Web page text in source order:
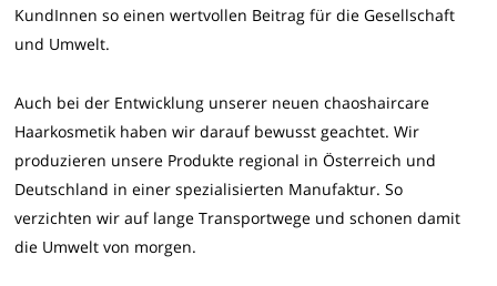
KundInnen so einen wertvollen Beitrag für die Gesellschaft
und Umwelt.
Auch bei der Entwicklung unserer neuen chaoshaircare
Haarkosmetik haben wir darauf bewusst geachtet. Wir
produzieren unsere Produkte regional in Österreich und
Deutschland in einer spezialisierten Manufaktur. So
verzichten wir auf lange Transportwege und schonen damit
die Umwelt von morgen.